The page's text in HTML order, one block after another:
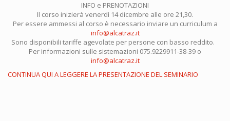
INFO e PRENOTAZIONI
Il corso inizierà venerdì 14 dicembre alle ore 21,30.
Per essere ammessi al corso è necessario inviare un curriculum a
info@alcatraz.it
Sono disponibili tariffe agevolate per persone con basso reddito.
Per informazioni sulle sistemazioni 075.9229911-38-39 o
info@alcatraz.it
CONTINUA QUI A LEGGERE LA PRESENTAZIONE DEL SEMINARIO